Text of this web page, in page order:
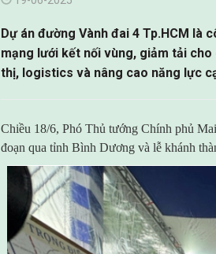
Dự án đường Vành đai 4 Tp.HCM là
mạng lưới kết nối vùng, giảm tải
thị, logistics và nâng cao năng lực
Chiều 18/6, Phó Thủ tướng Chính phủ
đoạn qua tỉnh Bình Dương và lễ khánh